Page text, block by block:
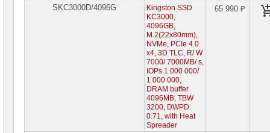
ВидеокартыSKC3000D/4096G
Kingston SSD
KC3000,
4096GB,
M.2(22x80mm),
NVMe, PCIe 4.0
x4, 3D TLC, R/ W
7000/ 7000MB/ s,
IOPs 1 000 000/
1 000 000,
DRAM buffer
4096MB, TBW
3200, DWPD
0.71, with Heat
Spreader
65 990 ₽